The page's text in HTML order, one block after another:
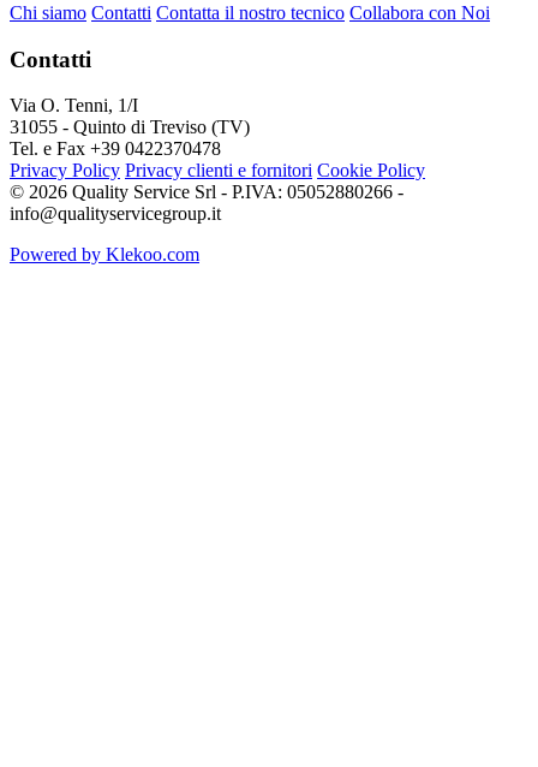
Chi siamo Contatti Contatta il nostro tecnico Collabora con Noi
Contatti
Via O. Tenni, 1/I
31055 - Quinto di Treviso (TV)
Tel. e Fax +39 0422370478
Privacy Policy Privacy clienti e fornitori Cookie Policy
© 2026 Quality Service Srl - P.IVA: 05052880266 -
info@qualityservicegroup.it
Powered by Klekoo.com